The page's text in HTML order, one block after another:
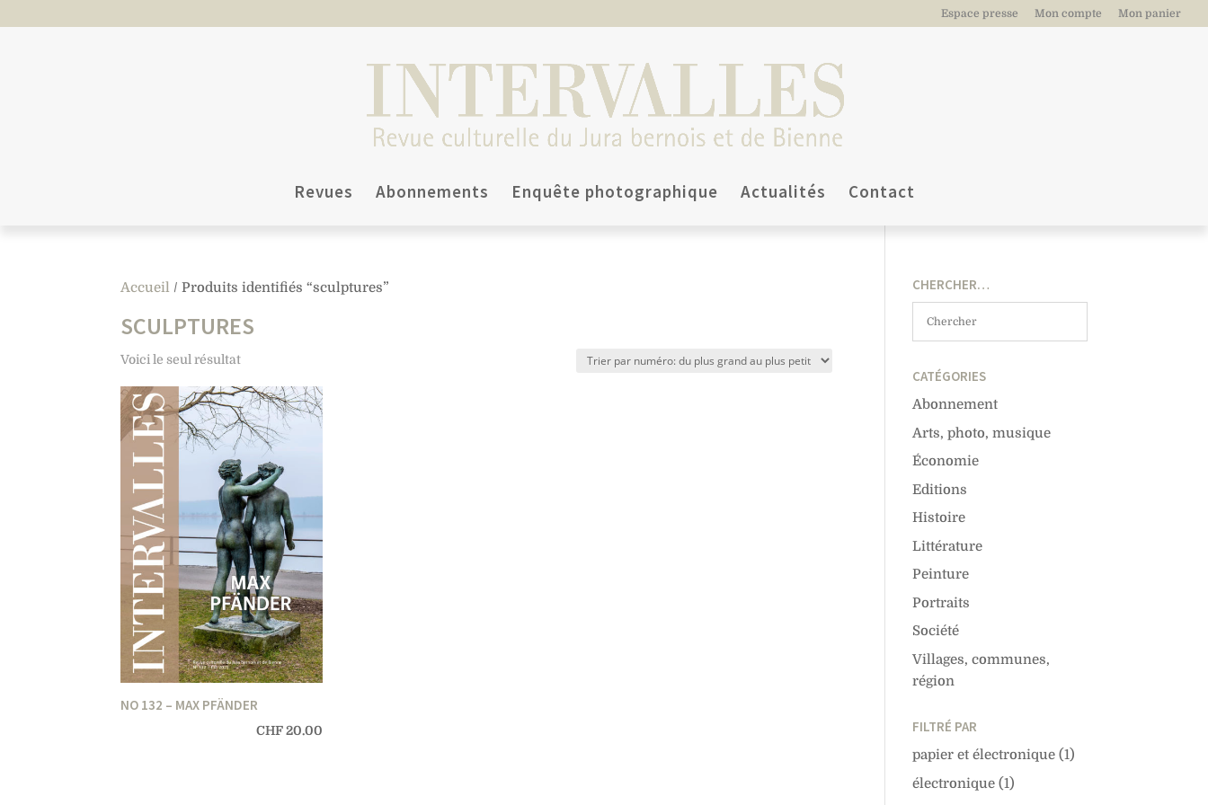
Espace presse Mon compte Mon panier
Revues Abonnements Enquête photographique Actualités Contact
Accueil / Produits identifiés “sculptures”
SCULPTURES
Voici le seul résultat
NO 132 – MAX PFÄNDER
CHF20.00
CHERCHER…
CATÉGORIES
Abonnement
Arts, photo, musique
Économie
Editions
Histoire
Littérature
Peinture
Portraits
Société
Villages, communes,
région
FILTRÉ PAR
papier et électronique (1)
électronique (1)